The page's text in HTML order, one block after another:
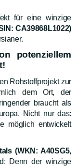
für eine winzige
CA39868L1022)
potenziellem
Rohstoffprojekt zur
dem Ort, der
braucht als
Nicht nur das:
möglich entwickelt
(WKN: A40SG5,
Denn der winzige